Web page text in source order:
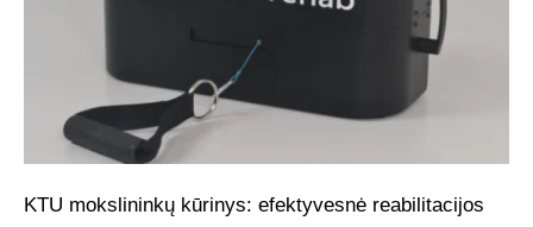
KTU mokslininkų kūrinys: efektyvesnė reabilitacijos